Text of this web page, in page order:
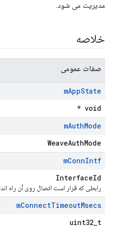
مدیریت می شود.
خلاصه
صفات عمومی
mAppState
void *
mAuthMode
WeaveAuthMode
mConnIntf
InterfaceId
رابطی که قرار است اتصال روی آن راه
mConnectTimeoutMsecs
uint32_t